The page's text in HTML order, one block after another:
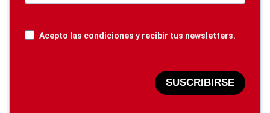
Acepto las condiciones y recibir tus newsletters.
SUSCRIBIRSE